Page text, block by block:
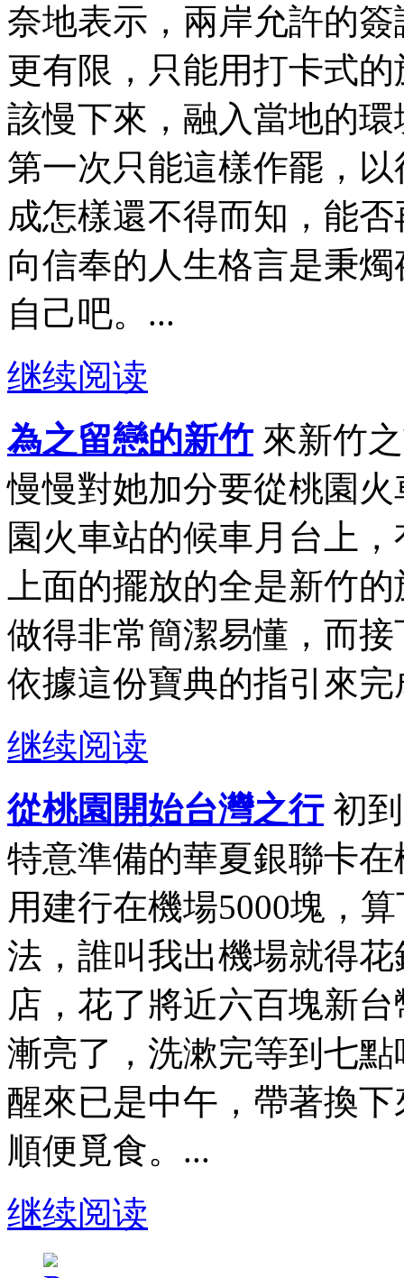
奈地表示，兩岸允許的
更有限，只能用打卡式
該慢下來，融入當地的
第一次只能這樣作罷，
成怎樣還不得而知，能
向信奉的人生格言是秉
自己吧。...
继续阅读
為之留戀的新竹 來新竹
慢慢對她加分要從桃園
園火車站的候車月台上
上面的擺放的全是新竹
做得非常簡潔易懂，而
依據這份寶典的指引來完
继续阅读
從桃園開始台灣之行初到
特意準備的華夏銀聯卡
用建行在機場5000塊，
法，誰叫我出機場就得
店，花了將近六百塊新
漸亮了，洗漱完等到七
醒來已是中午，帶著換
順便覓食。...
继续阅读